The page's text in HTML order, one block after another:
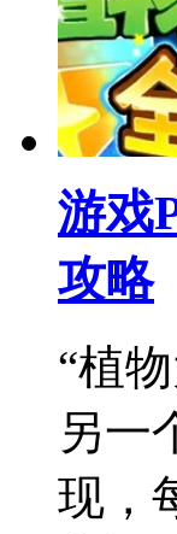
游戏
攻略
“植
另一
现，